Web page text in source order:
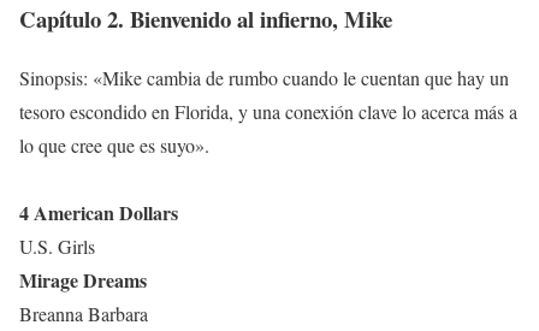
Capítulo 2. Bienvenido al infierno, Mike
Sinopsis: «Mike cambia de rumbo cuando le cuentan que hay un
tesoro escondido en Florida, y una conexión clave lo acerca más a
lo que cree que es suyo».
4 American Dollars
U.S. Girls
Mirage Dreams
Breanna Barbara